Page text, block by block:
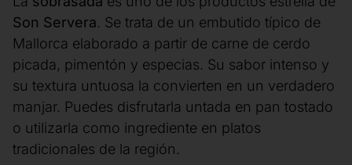
Son Servera. Se trata de un embutido típico de
Mallorca elaborado a partir de carne de cerdo
picada, pimentón y especias. Su sabor intenso y
su textura untuosa la convierten en un verdadero
manjar. Puedes disfrutarla untada en pan tostado
o utilizarla como ingrediente en platos
tradicionales de la región.